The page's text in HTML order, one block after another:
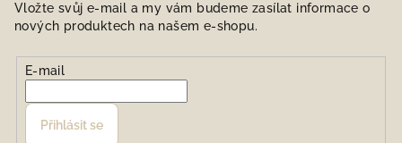
Vložte svůj e-mail a my vám budeme zasílat informace o
nových produktech na našem e-shopu.
E-mail
Přihlásit se